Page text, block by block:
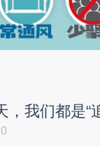
，我们都是“